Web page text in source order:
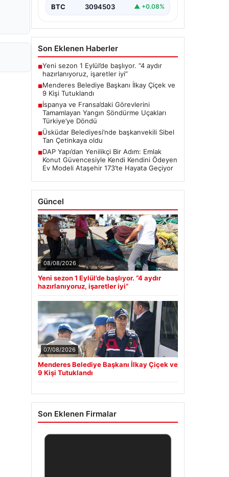
BTC 3094503 ▲ +0.08%
Son Eklenen Haberler
■Yeni sezon 1 Eylül’de başlıyor. “4 aydır
hazırlanıyoruz, işaretler iyi”
■Menderes Belediye Başkanı İlkay Çiçek ve
9 Kişi Tutuklandı
■İspanya ve Fransa’daki Görevlerini
Tamamlayan Yangın Söndürme Uçakları
Türkiye’ye Döndü
■Üsküdar Belediyesi’nde başkanvekili Sibel
Tan Çetinkaya oldu
■DAP Yapı’dan Yenilikçi Bir Adım: Emlak
Konut Güvencesiyle Kendi Kendini Ödeyen
Ev Modeli Ataşehir 173’te Hayata Geçiyor
Güncel
08/08/2026
Yeni sezon 1 Eylül’de başlıyor. “4 aydır
hazırlanıyoruz, işaretler iyi”
07/08/2026
Menderes Belediye Başkanı İlkay Çiçek ve
9 Kişi Tutuklandı
Son Eklenen Firmalar